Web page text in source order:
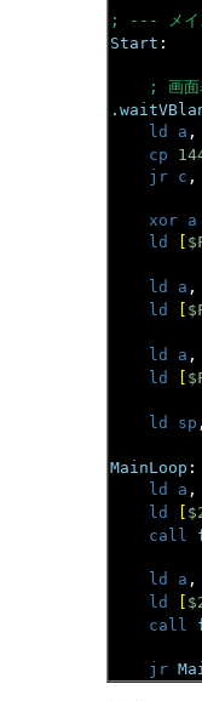
; --- メイ
Start :
; 画面
ld a ,
cp
jr c ,
xor a
ld
ld a ,
ld
ld a ,
ld
ld sp
MainLoop :
ld a ,
ld
call
ld a ,
ld
call
jr